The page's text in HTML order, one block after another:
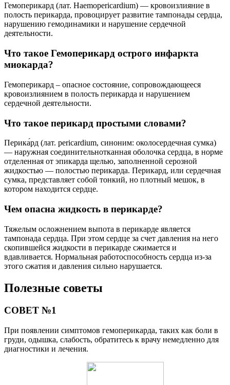
Гемоперикард (лат. Haemopericardium) — кровоизлияние в
полость перикарда, провоцирует развитие тампонады сердца,
нарушению гемодинамики и нарушение сердечной
деятельности.
Что такое Гемоперикард острого инфаркта
миокарда?
Гемоперикард – опасное состояние, сопровождающееся
кровоизлиянием в полость перикарда и нарушением
сердечной деятельности.
Что такое перикард простыми словами?
Перика́рд (лат. pericardium, синоним: околосердечная сумка)
— наружная соединительнотканная оболочка сердца, в норме
отделенная от эпикарда щелью, заполненной серозной
жидкостью — полостью перикарда. Перикард, или сердечная
сумка, представляет собой тонкий, но плотный мешок, в
котором находится сердце.
Чем опасна жидкость в перикарде?
Тяжелым осложнением выпота в перикарде является
тампонада сердца. При этом сердце за счет давления на него
скопившейся жидкости в перикарде сжимается и
вдавливается. Нормальная работоспособность сердца из-за
этого сжатия и давления сильно нарушается.
Полезные советы
СОВЕТ №1
При появлении симптомов гемоперикарда, таких как боли в
груди, одышка, слабость, обратитесь к врачу немедленно для
диагностики и лечения.